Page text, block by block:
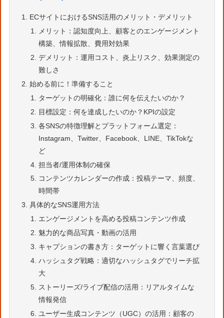
ECサイトにおけるSNS活用のメリット・デメリット
メリット：認知度向上、顧客とのエンゲージメント
構築、情報拡散、費用対効果
デメリット：運用コスト、炎上リスク、効果測定の
難しさ
始める前に！準備すること
ターゲットの明確化：誰に何を伝えたいのか？
目標設定：何を達成したいのか？KPIの設定
各SNSの特徴理解とプラットフォーム選定：
Instagram、Twitter、Facebook、LINE、TikTokな
ど
担当者/運用体制の確保
コンテンツカレンダーの作成：投稿テーマ、頻度、
時間帯
具体的なSNS運用方法
エンゲージメントを高める投稿コンテンツ作成
魅力的な商品写真・動画の活用
キャプションの書き方：ターゲットに響く言葉選び
ハッシュタグ戦略：適切なハッシュタグでリーチ拡
大
ストーリーズ/ライブ配信の活用：リアルタイムな
情報発信
ユーザー生成コンテンツ（UGC）の活用：顧客の